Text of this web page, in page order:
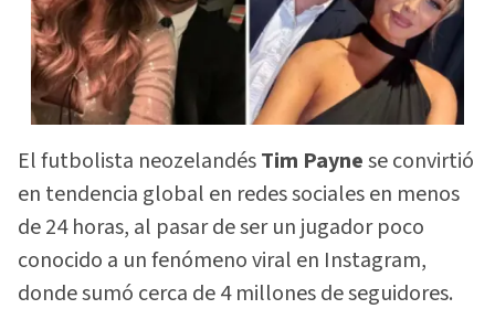
El futbolista neozelandésTim Paynese convirtió
en tendencia global en redes sociales en menos
de 24 horas, al pasar de ser un jugador poco
conocido a un fenómeno viral en Instagram,
donde sumó cerca de 4 millones de seguidores.